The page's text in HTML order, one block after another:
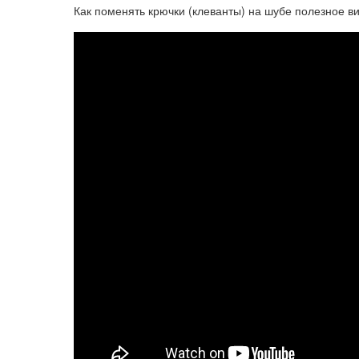
Как поменять крючки (клеванты) на шубе полезное